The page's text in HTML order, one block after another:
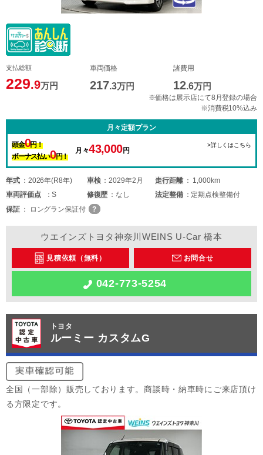
支払総額
229.9万円
車両価格
217.3万円
諸費用
12.6万円
※価格は展示店にて8月登録の場合
※消費税10%込み
月々定額プラン
頭金0円！
ボーナス払い0円！
月々43,000円
>詳しくはこちら
年式 2026年(R8年) 車検 2029年2月 走行距離
1,000km
車両評価点 S 修復歴 なし 法定整備
定期点検整備付
保証
ロングラン保証付
ウエインズトヨタ神奈川WEINS U-Car 橋本
見積依頼（無料） お問合せ
042-773-5254
トヨタ
ルーミー カスタムG
全国（一部除）販売しております。商談時・納車時にご来店頂け
る方限定です。